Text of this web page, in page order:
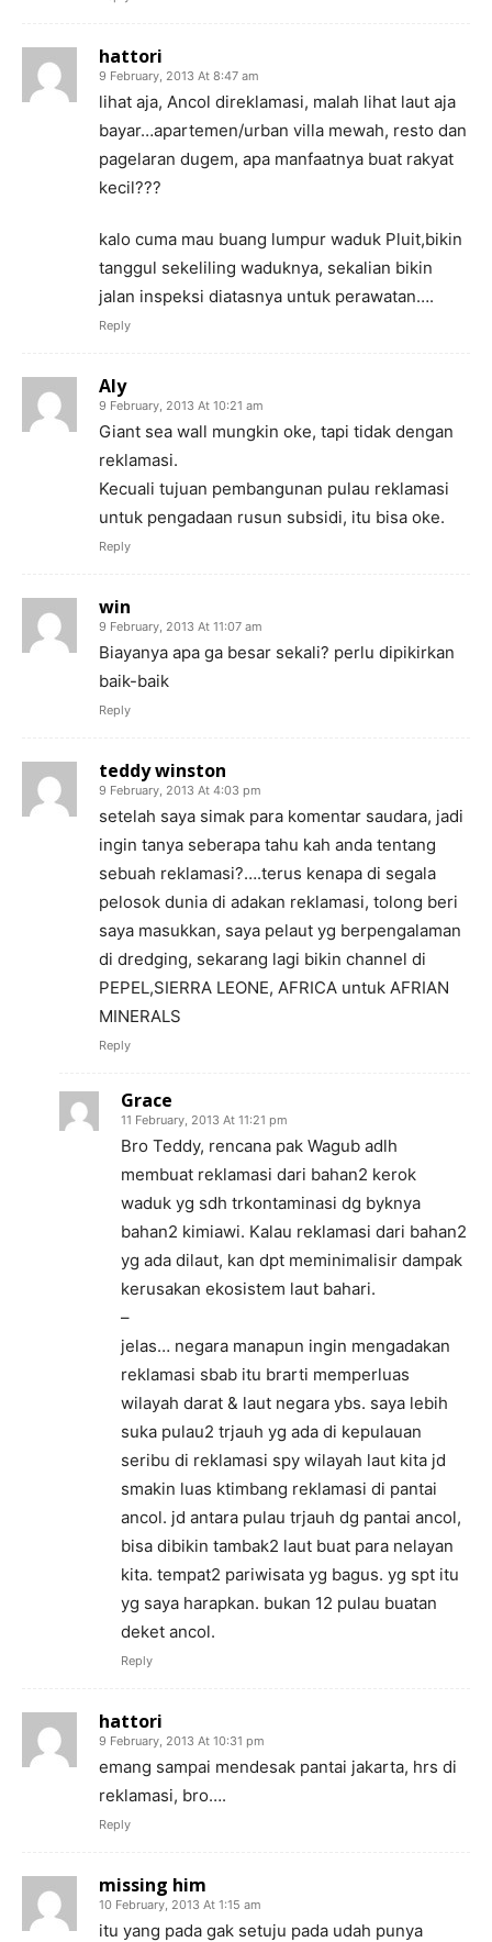
hattori
9 February, 2013 At 8:47 am
lihat aja, Ancol direklamasi, malah lihat laut aja
bayar…apartemen/urban villa mewah, resto dan
pagelaran dugem, apa manfaatnya buat rakyat
kecil???
kalo cuma mau buang lumpur waduk Pluit,bikin
tanggul sekeliling waduknya, sekalian bikin
jalan inspeksi diatasnya untuk perawatan….
Reply
Aly
9 February, 2013 At 10:21 am
Giant sea wall mungkin oke, tapi tidak dengan
reklamasi.
Kecuali tujuan pembangunan pulau reklamasi
untuk pengadaan rusun subsidi, itu bisa oke.
Reply
win
9 February, 2013 At 11:07 am
Biayanya apa ga besar sekali? perlu dipikirkan
baik-baik
Reply
teddy winston
9 February, 2013 At 4:03 pm
setelah saya simak para komentar saudara, jadi
ingin tanya seberapa tahu kah anda tentang
sebuah reklamasi?….terus kenapa di segala
pelosok dunia di adakan reklamasi, tolong beri
saya masukkan, saya pelaut yg berpengalaman
di dredging, sekarang lagi bikin channel di
PEPEL,SIERRA LEONE, AFRICA untuk AFRIAN
MINERALS
Reply
Grace
11 February, 2013 At 11:21 pm
Bro Teddy, rencana pak Wagub adlh
membuat reklamasi dari bahan2 kerok
waduk yg sdh trkontaminasi dg byknya
bahan2 kimiawi. Kalau reklamasi dari bahan2
yg ada dilaut, kan dpt meminimalisir dampak
kerusakan ekosistem laut bahari.
–
jelas… negara manapun ingin mengadakan
reklamasi sbab itu brarti memperluas
wilayah darat & laut negara ybs. saya lebih
suka pulau2 trjauh yg ada di kepulauan
seribu di reklamasi spy wilayah laut kita jd
smakin luas ktimbang reklamasi di pantai
ancol. jd antara pulau trjauh dg pantai ancol,
bisa dibikin tambak2 laut buat para nelayan
kita. tempat2 pariwisata yg bagus. yg spt itu
yg saya harapkan. bukan 12 pulau buatan
deket ancol.
Reply
hattori
9 February, 2013 At 10:31 pm
emang sampai mendesak pantai jakarta, hrs di
reklamasi, bro….
Reply
missing him
10 February, 2013 At 1:15 am
itu yang pada gak setuju pada udah punya